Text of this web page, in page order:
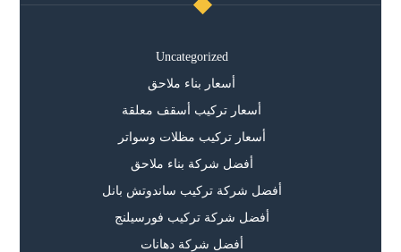
Uncategorized
أسعار بناء ملاحق
أسعار تركيب أسقف معلقة
أسعار تركيب مظلات وسواتر
أفضل شركة بناء ملاحق
أفضل شركة تركيب ساندوتش بانل
أفضل شركة تركيب فورسيلنج
أفضل شركة دهانات